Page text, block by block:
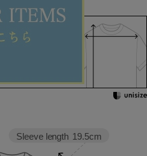
Sleeve length 19.5cm